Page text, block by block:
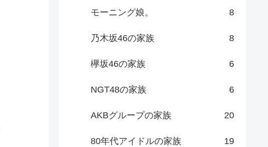
モーニング娘。 8
乃木坂46の家族 8
欅坂46の家族 6
NGT48の家族 6
AKBグループの家族 20
80年代アイドルの家族 19